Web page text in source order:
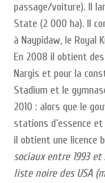
passage/voiture). Il
State (2 000 ha). Il
à Naypidaw, le Royal
En 2008 il obtient
Nargis et pour la
Stadium et le
2010 : alors que le
stations d’essence
il obtient une licence
sociaux entre 1993
liste noire des USA